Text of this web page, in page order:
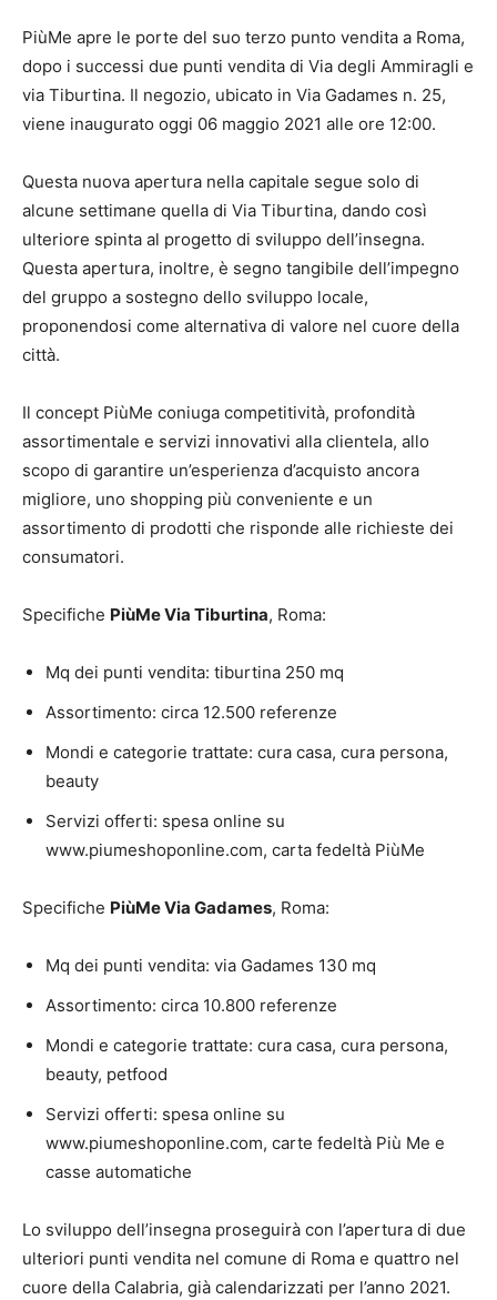
PiùMe apre le porte del suo terzo punto vendita a Roma,
dopo i successi due punti vendita di Via degli Ammiragli e
via Tiburtina. Il negozio, ubicato in Via Gadames n. 25,
viene inaugurato oggi 06 maggio 2021 alle ore 12:00.
Questa nuova apertura nella capitale segue solo di
alcune settimane quella di Via Tiburtina, dando così
ulteriore spinta al progetto di sviluppo dell’insegna.
Questa apertura, inoltre, è segno tangibile dell’impegno
del gruppo a sostegno dello sviluppo locale,
proponendosi come alternativa di valore nel cuore della
città.
Il concept PiùMe coniuga competitività, profondità
assortimentale e servizi innovativi alla clientela, allo
scopo di garantire un’esperienza d’acquisto ancora
migliore, uno shopping più conveniente e un
assortimento di prodotti che risponde alle richieste dei
consumatori.
Specifiche PiùMe Via Tiburtina, Roma:
Mq dei punti vendita: tiburtina 250 mq
Assortimento: circa 12.500 referenze
Mondi e categorie trattate: cura casa, cura persona,
beauty
Servizi offerti: spesa online su
www.piumeshoponline.com, carta fedeltà PiùMe
Specifiche PiùMe Via Gadames, Roma:
Mq dei punti vendita: via Gadames 130 mq
Assortimento: circa 10.800 referenze
Mondi e categorie trattate: cura casa, cura persona,
beauty, petfood
Servizi offerti: spesa online su
www.piumeshoponline.com, carte fedeltà Più Me e
casse automatiche
Lo sviluppo dell’insegna proseguirà con l’apertura di due
ulteriori punti vendita nel comune di Roma e quattro nel
cuore della Calabria, già calendarizzati per l’anno 2021.